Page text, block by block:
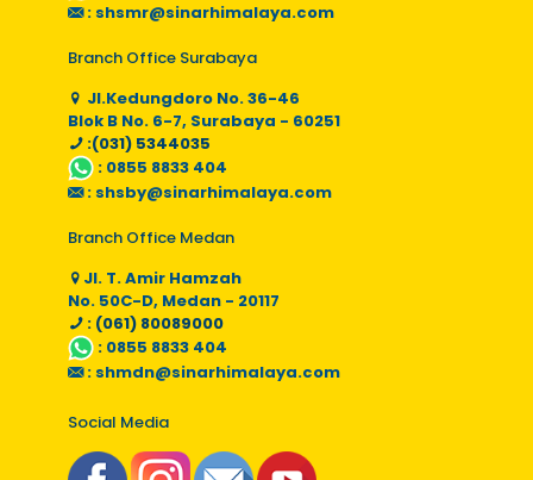
: shsmr@sinarhimalaya.com
Branch Office Surabaya
Jl.Kedungdoro No. 36-46
Blok B No. 6-7, Surabaya - 60251
:(031) 5344035
: 0855 8833 404
: shsby@sinarhimalaya.com
Branch Office Medan
Jl. T. Amir Hamzah
No. 50C-D, Medan - 20117
: (061) 80089000
: 0855 8833 404
: shmdn@sinarhimalaya.com
Social Media